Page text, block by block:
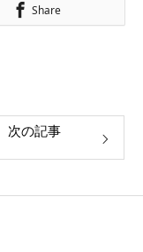
Share
次の記事